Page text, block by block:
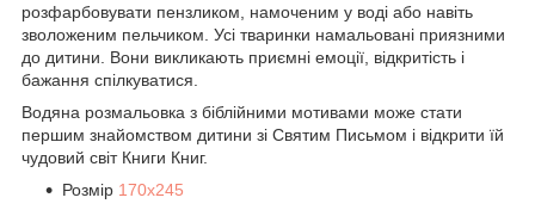
розфарбовувати пензликом, намоченим у воді або навіть
зволоженим пельчиком. Усі тваринки намальовані приязними
до дитини. Вони викликають приємні емоції, відкритість і
бажання спілкуватися.
Водяна розмальовка з біблійними мотивами може стати
першим знайомством дитини зі Святим Письмом і відкрити їй
чудовий світ Книги Книг.
Розмір 170х245